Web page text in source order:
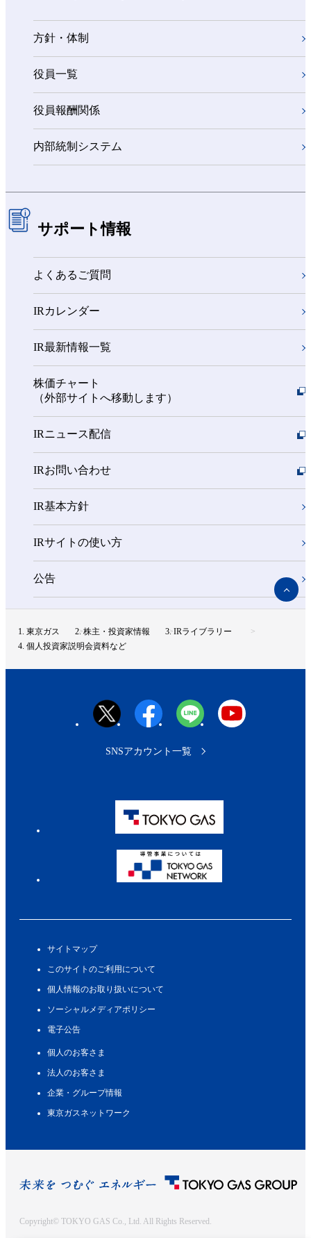
方針・体制
役員一覧
役員報酬関係
内部統制システム
サポート情報
よくあるご質問
IRカレンダー
IR最新情報一覧
株価チャート
（外部サイトへ移動します）
IRニュース配信
IRお問い合わせ
IR基本方針
IRサイトの使い方
公告
ペ
ー
ジ
へ
東京ガス 株主・投資家情報
IRライブラリー
個人投資家説明会資料など
サイトマップ
このサイトのご利用について
個人情報のお取り扱いについて
ソーシャルメディアポリシー
電子公告
個人のお客さま
法人のお客さま
企業・グループ情報
東京ガスネットワーク
SNSアカウント一覧
Copyright© TOKYO GAS Co., Ltd. All Rights Reserved.